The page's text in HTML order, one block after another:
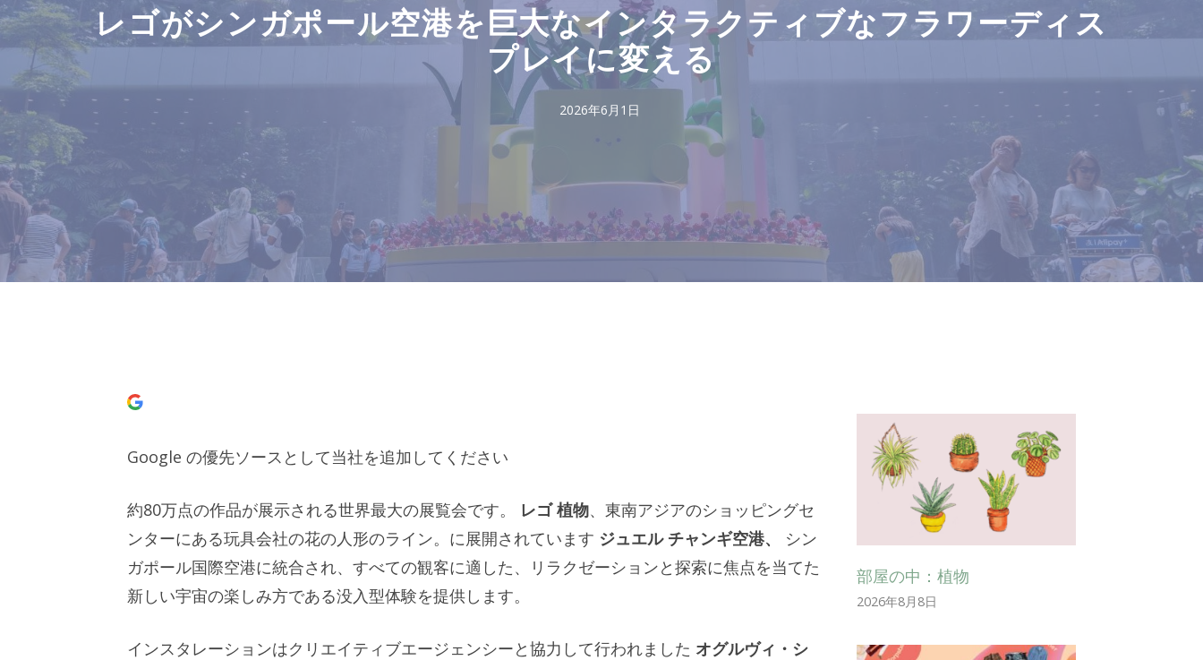
レゴがシンガポール空港を巨大なインタラクティブなフラワーディス
プレイに変える
2026年6月1日
Google の優先ソースとして当社を追加してください
約80万点の作品が展示される世界最大の展覧会です。 レゴ植物、東南アジアのショッピングセ
ンターにある玩具会社の花の人形のライン。に展開されています ジュエル チャンギ空港、 シン
ガポール国際空港に統合され、すべての観客に適した、リラクゼーションと探索に焦点を当てた
新しい宇宙の楽しみ方である没入型体験を提供します。
インスタレーションはクリエイティブエージェンシーと協力して行われました オグルヴィ・シ
部屋の中：植物
2026年8月8日